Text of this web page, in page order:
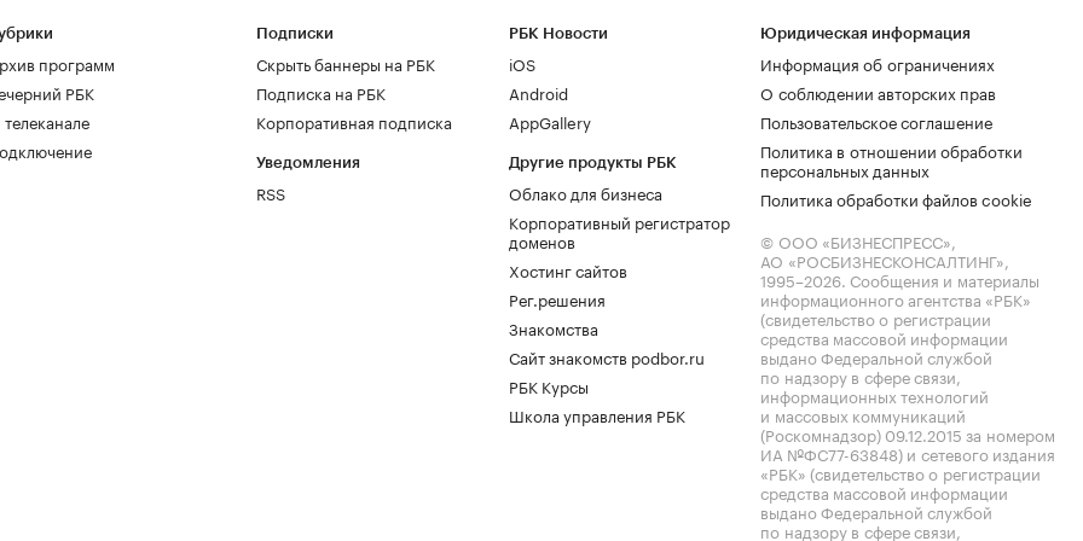
программ
РБК
Подписки
Скрыть баннеры на РБК
Подписка на РБК
Корпоративная подписка
Уведомления
RSS
РБК Новости
iOS
Android
AppGallery
Другие продукты РБК
Облако для бизнеса
Корпоративный регистратор
доменов
Хостинг сайтов
Рег.решения
Знакомства
Сайт знакомств podbor.ru
РБК Курсы
Школа управления РБК
Юридическая информация
Информация об ограничениях
О соблюдении авторских прав
Пользовательское соглашение
Политика в отношении обработки
персональных данных
Политика обработки файлов cookie
© ООО «БИЗНЕСПРЕСС»,
АО «РОСБИЗНЕСКОНСАЛТИНГ»,
1995–2026. Сообщения и материалы
информационного агентства «РБК»
(свидетельство о регистрации
средства массовой информации
выдано Федеральной службой
по надзору в сфере связи,
информационных технологий
и массовых коммуникаций
(Роскомнадзор) 09.12.2015 за номером
ИА №ФС77-63848) и сетевого издания
«РБК» (свидетельство о регистрации
средства массовой информации
выдано Федеральной службой
по надзору в сфере связи,